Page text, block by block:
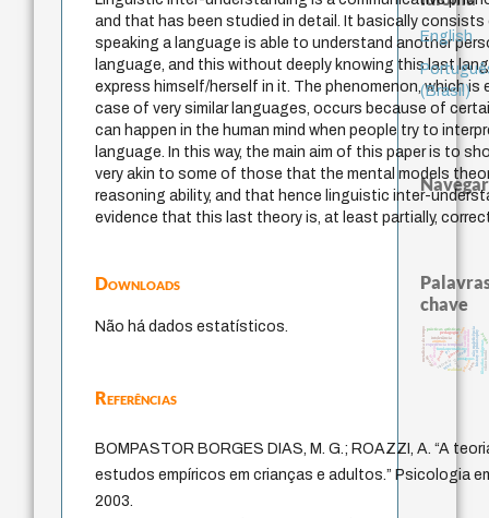
and that has been studied in detail. It basically
speaking a language is able to understand another
language, and this without deeply knowing this last
express himself/herself in it. The phenomenon, which is
case of very similar languages, occurs because of
can happen in the human mind when people try to
language. In this way, the main aim of this paper is to
very akin to some of those that the mental models
reasoning ability, and that hence linguistic inter-
evidence that this last theory is, at least partially,
Downloads
Não há dados estatísticos.
Referências
BOMPASTOR BORGES DIAS, M. G.; ROAZZI, A. “A
estudos empíricos em crianças e adultos.” Psicologia
2003.
English
(Brasil)
Navegar
chave
fundamentalismo
jacobi protágoras
experiência temporal
metafísica do tempo géneroidade
intolerância history of philosophy
homem-medida filosofias indígenas
j.c.m. neto
palavra
perdón
leyes
violencia logos
pedagogia
lei
desejo
sacrifício não maleficência
bataille mind
therapy
animais
prácticas artísticas
viktor frankl
realidad